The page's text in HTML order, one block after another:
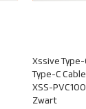
Xssive
Type-C
XSS-
Zwart